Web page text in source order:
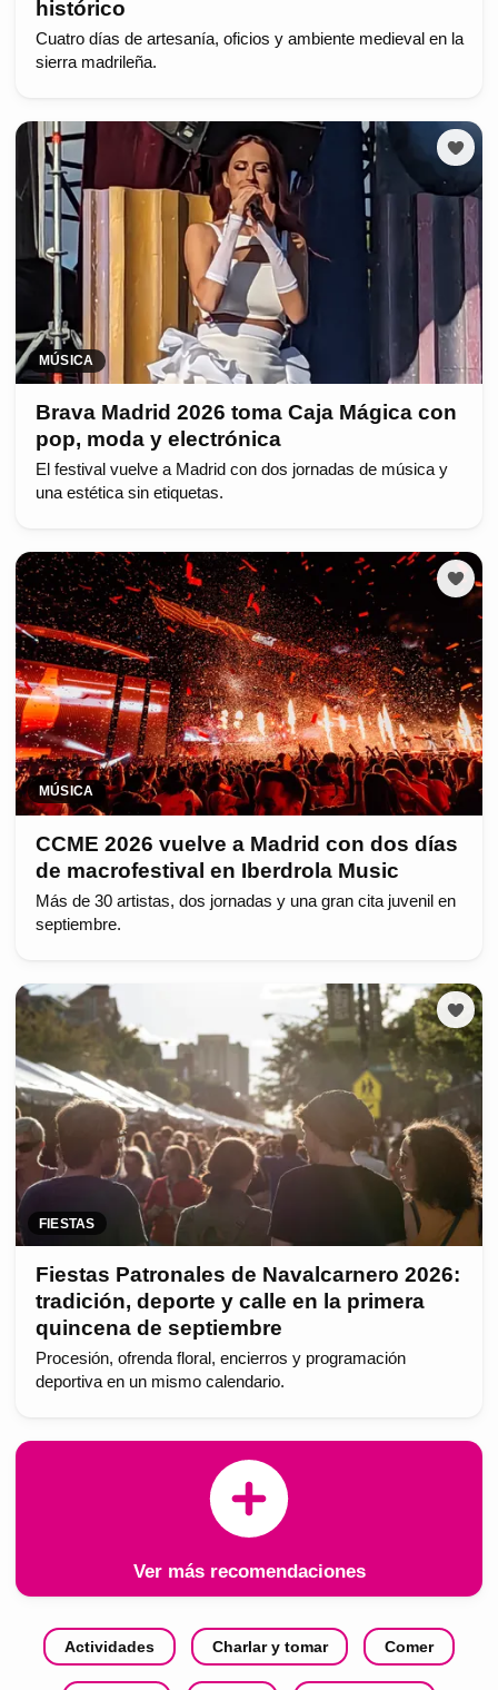
histórico
Cuatro días de artesanía, oficios y ambiente medieval en la
sierra madrileña.
MÚSICA
Brava Madrid 2026 toma Caja Mágica con
pop, moda y electrónica
El festival vuelve a Madrid con dos jornadas de música y
una estética sin etiquetas.
MÚSICA
CCME 2026 vuelve a Madrid con dos días
de macrofestival en Iberdrola Music
Más de 30 artistas, dos jornadas y una gran cita juvenil en
septiembre.
FIESTAS
Fiestas Patronales de Navalcarnero 2026:
tradición, deporte y calle en la primera
quincena de septiembre
Procesión, ofrenda floral, encierros y programación
deportiva en un mismo calendario.
Ver más recomendaciones
Actividades Charlar y tomar Comer